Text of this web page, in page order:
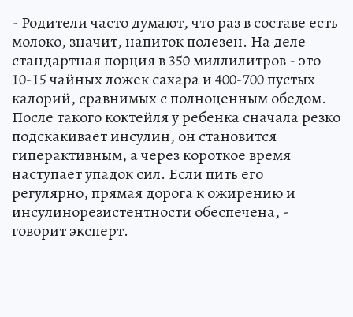
- Родители часто думают, что раз в составе есть
молоко, значит, напиток полезен. На деле
стандартная порция в 350 миллилитров - это
10-15 чайных ложек сахара и 400-700 пустых
калорий, сравнимых с полноценным обедом.
После такого коктейля у ребенка сначала резко
подскакивает инсулин, он становится
гиперактивным, а через короткое время
наступает упадок сил. Если пить его
регулярно, прямая дорога к ожирению и
инсулинорезистентности обеспечена, -
говорит эксперт.